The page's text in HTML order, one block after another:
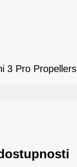
3 Pro Propellers